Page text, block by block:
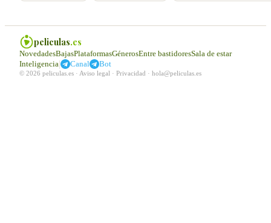
peliculas.es
NovedadesBajasPlataformasGénerosEntre bastidoresSala de estar
Inteligencia| Canal Bot
© 2026 peliculas.es · Aviso legal · Privacidad · hola@peliculas.es